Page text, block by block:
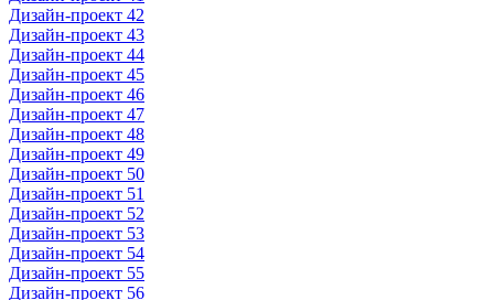
Дизайн-проект 42
Дизайн-проект 43
Дизайн-проект 44
Дизайн-проект 45
Дизайн-проект 46
Дизайн-проект 47
Дизайн-проект 48
Дизайн-проект 49
Дизайн-проект 50
Дизайн-проект 51
Дизайн-проект 52
Дизайн-проект 53
Дизайн-проект 54
Дизайн-проект 55
Дизайн-проект 56